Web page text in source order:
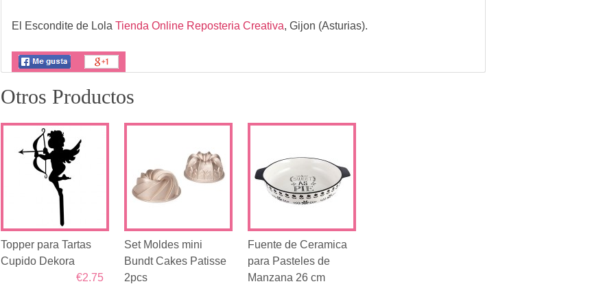
El Escondite de Lola Tienda Online Reposteria Creativa, Gijon (Asturias).
Otros Productos
Topper para Tartas
Cupido Dekora
€2.75
Set Moldes mini
Bundt Cakes Patisse
2pcs
Fuente de Ceramica
para Pasteles de
Manzana 26 cm